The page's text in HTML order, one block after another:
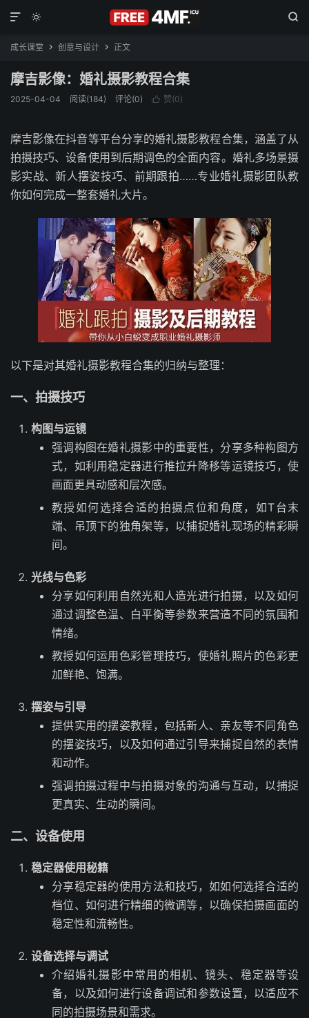
 

成长课堂  创意与设计  正文
摩吉影像：婚礼摄影教程合集
2025-04-04 阅读(184) 评论(0)  赞(0)
摩吉影像在抖音等平台分享的婚礼摄影教程合集，涵盖了从
拍摄技巧、设备使用到后期调色的全面内容。婚礼多场景摄
影实战、新人摆姿技巧、前期跟拍……专业婚礼摄影团队教
你如何完成一整套婚礼大片。
以下是对其婚礼摄影教程合集的归纳与整理：
一、拍摄技巧
构图与运镜
强调构图在婚礼摄影中的重要性，分享多种构图方
式，如利用稳定器进行推拉升降移等运镜技巧，使
画面更具动感和层次感。
教授如何选择合适的拍摄点位和角度，如T台末
端、吊顶下的独角架等，以捕捉婚礼现场的精彩瞬
间。
光线与色彩
分享如何利用自然光和人造光进行拍摄，以及如何
通过调整色温、白平衡等参数来营造不同的氛围和
情绪。
教授如何运用色彩管理技巧，使婚礼照片的色彩更
加鲜艳、饱满。
摆姿与引导
提供实用的摆姿教程，包括新人、亲友等不同角色
的摆姿技巧，以及如何通过引导来捕捉自然的表情
和动作。
强调拍摄过程中与拍摄对象的沟通与互动，以捕捉
更真实、生动的瞬间。
二、设备使用
稳定器使用秘籍
分享稳定器的使用方法和技巧，如如何选择合适的
档位、如何进行精细的微调等，以确保拍摄画面的
稳定性和流畅性。
设备选择与调试
介绍婚礼摄影中常用的相机、镜头、稳定器等设
备，以及如何进行设备调试和参数设置，以适应不
同的拍摄场景和需求。